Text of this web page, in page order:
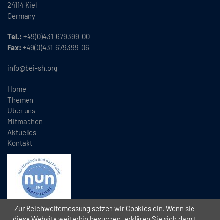
24114 Kiel
Germany
Tel.: +49(0)431-679399-00
Fax: +49(0)431-679399-06
info@bei-sh.org
Home
Themen
Über uns
Mitmachen
Aktuelles
Kontakt
Zur Reichweitemessung setzen wir Cookies ein. Wenn sie